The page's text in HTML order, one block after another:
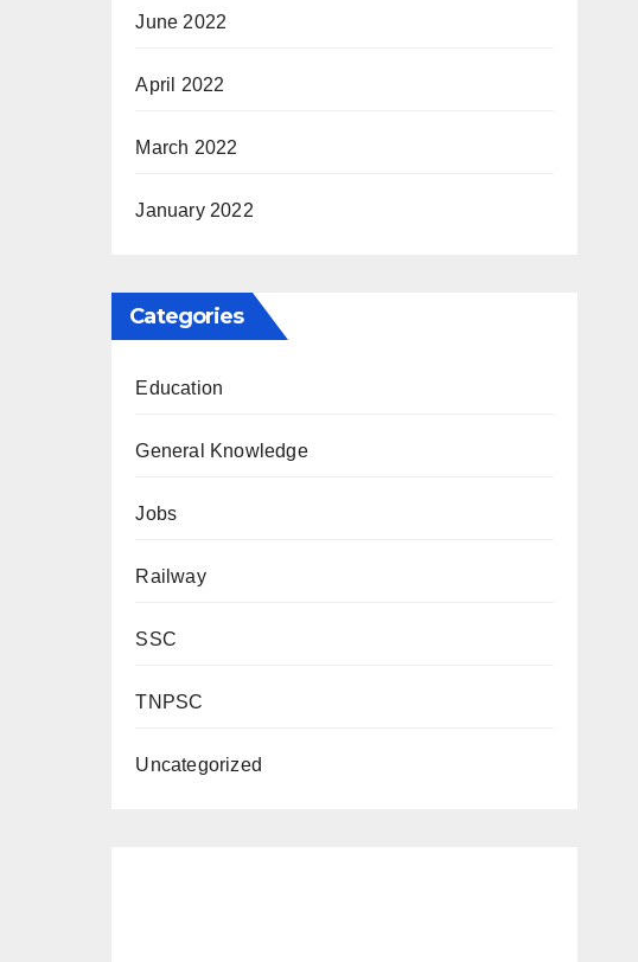
June 2022
April 2022
March 2022
January 2022
Categories
Education
General Knowledge
Jobs
Railway
SSC
TNPSC
Uncategorized